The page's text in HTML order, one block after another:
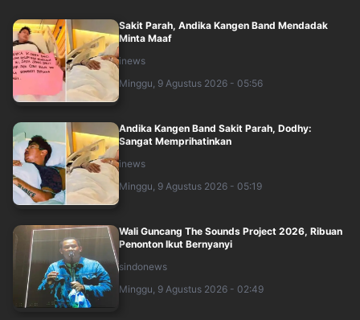
Sakit Parah, Andika Kangen Band Mendadak
Minta Maaf
inews
Minggu, 9 Agustus 2026 - 05:56
Andika Kangen Band Sakit Parah, Dodhy:
Sangat Memprihatinkan
inews
Minggu, 9 Agustus 2026 - 05:19
Wali Guncang The Sounds Project 2026, Ribuan
Penonton Ikut Bernyanyi
sindonews
Minggu, 9 Agustus 2026 - 02:49